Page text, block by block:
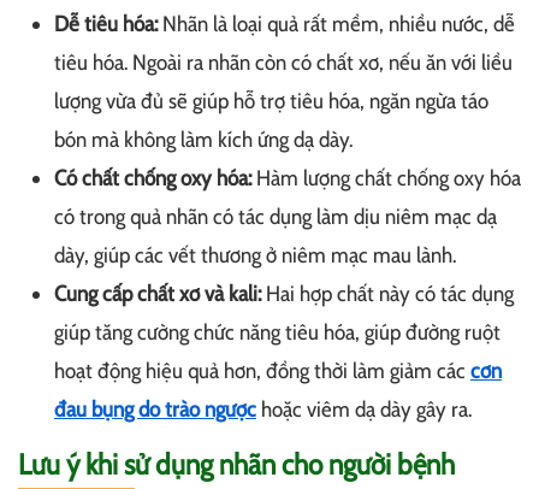
Dễ tiêu hóa:Nhãn là loại quả rất mềm, nhiều nước, dễ
tiêu hóa. Ngoài ra nhãn còn có chất xơ, nếu ăn với liều
lượng vừa đủ sẽ giúp hỗ trợ tiêu hóa, ngăn ngừa táo
bón mà không làm kích ứng dạ dày.
Có chất chống oxy hóa:Hàm lượng chất chống oxy hóa
có trong quả nhãn có tác dụng làm dịu niêm mạc dạ
dày, giúp các vết thương ở niêm mạc mau lành.
Cung cấp chất xơ và kali:Hai hợp chất này có tác dụng
giúp tăng cường chức năng tiêu hóa, giúp đường ruột
hoạt động hiệu quả hơn, đồng thời làm giảm các cơn
đau bụng do trào ngược hoặc viêm dạ dày gây ra.
Lưu ý khi sử dụng nhãn cho người bệnh